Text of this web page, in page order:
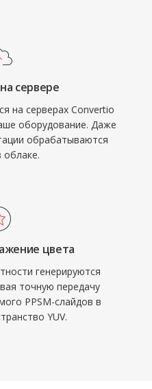
сервере
на серверах Convertio
оборудование. Даже
обрабатываются
цвета
генерируются
точную передачу
PPSM-слайдов в
YUV.